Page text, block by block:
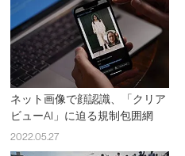
ネット画像で顔認識、「クリア
ビューAI」に迫る規制包囲網
2022.05.27